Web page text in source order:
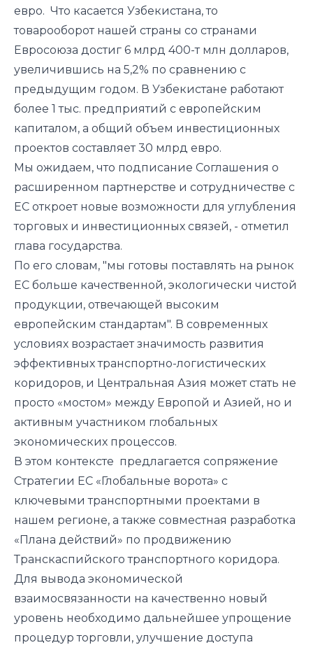
евро. Что касается Узбекистана, то
товарооборот нашей страны со странами
Евросоюза достиг 6 млрд 400-т млн долларов,
увеличившись на 5,2% по сравнению с
предыдущим годом. В Узбекистане работают
более 1 тыс. предприятий с европейским
капиталом, а общий объем инвестиционных
проектов составляет 30 млрд евро.
Мы ожидаем, что подписание Соглашения о
расширенном партнерстве и сотрудничестве с
ЕС откроет новые возможности для углубления
торговых и инвестиционных связей, - отметил
глава государства.
По его словам, "мы готовы поставлять на рынок
ЕС больше качественной, экологически чистой
продукции, отвечающей высоким
европейским стандартам". В современных
условиях возрастает значимость развития
эффективных транспортно-логистических
коридоров, и Центральная Азия может стать не
просто «мостом» между Европой и Азией, но и
активным участником глобальных
экономических процессов.
В этом контексте предлагается сопряжение
Стратегии ЕС «Глобальные ворота» с
ключевыми транспортными проектами в
нашем регионе, а также совместная разработка
«Плана действий» по продвижению
Транскаспийского транспортного коридора.
Для вывода экономической
взаимосвязанности на качественно новый
уровень необходимо дальнейшее упрощение
процедур торговли, улучшение доступа